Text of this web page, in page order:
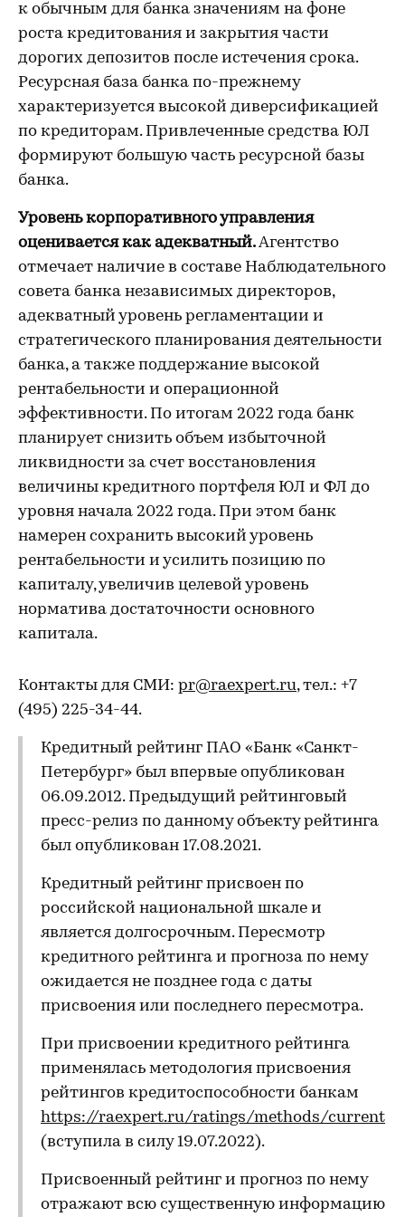
к обычным для банка значениям на фоне
роста кредитования и закрытия части
дорогих депозитов после истечения срока.
Ресурсная база банка по-прежнему
характеризуется высокой диверсификацией
по кредиторам. Привлеченные средства ЮЛ
формируют большую часть ресурсной базы
банка.
Уровень корпоративного управления
оценивается как адекватный.Агентство
отмечает наличие в составе Наблюдательного
совета банка независимых директоров,
адекватный уровень регламентации и
стратегического планирования деятельности
банка, а также поддержание высокой
рентабельности и операционной
эффективности. По итогам 2022 года банк
планирует снизить объем избыточной
ликвидности за счет восстановления
величины кредитного портфеля ЮЛ и ФЛ до
уровня начала 2022 года. При этом банк
намерен сохранить высокий уровень
рентабельности и усилить позицию по
капиталу, увеличив целевой уровень
норматива достаточности основного
капитала.
Контакты для СМИ: pr@raexpert.ru, тел.: +7
(495) 225-34-44.
Кредитный рейтинг ПАО «Банк «Санкт-
Петербург» был впервые опубликован
06.09.2012. Предыдущий рейтинговый
пресс-релиз по данному объекту рейтинга
был опубликован 17.08.2021.
Кредитный рейтинг присвоен по
российской национальной шкале и
является долгосрочным. Пересмотр
кредитного рейтинга и прогноза по нему
ожидается не позднее года с даты
присвоения или последнего пересмотра.
При присвоении кредитного рейтинга
применялась методология присвоения
рейтингов кредитоспособности банкам
https://raexpert.ru/ratings/methods/current
(вступила в силу 19.07.2022).
Присвоенный рейтинг и прогноз по нему
отражают всю существенную информацию